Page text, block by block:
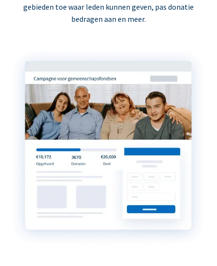
gebieden toe waar leden kunnen geven, pas donatie
bedragen aan en meer.